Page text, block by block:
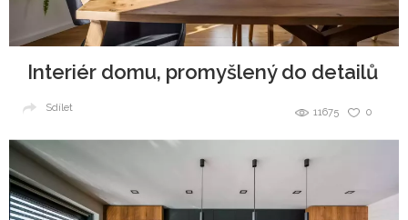
Interiér domu, promyšlený do detailů
0
11675
Sdílet